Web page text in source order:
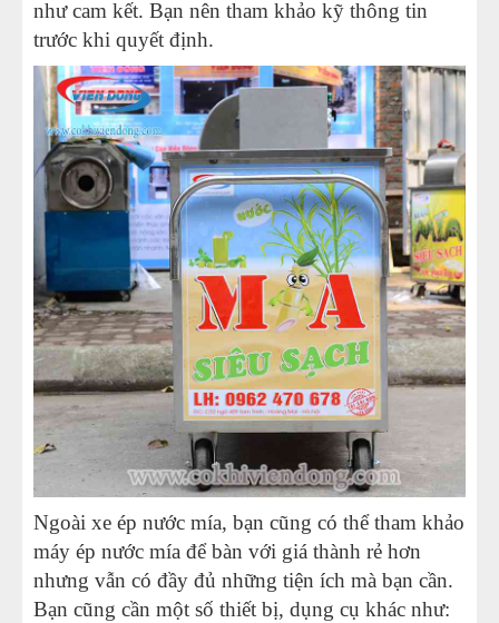
như cam kết. Bạn nên tham khảo kỹ thông tin
trước khi quyết định.
Ngoài xe ép nước mía, bạn cũng có thể tham khảo
máy ép nước mía để bàn với giá thành rẻ hơn
nhưng vẫn có đầy đủ những tiện ích mà bạn cần.
Bạn cũng cần một số thiết bị, dụng cụ khác như: